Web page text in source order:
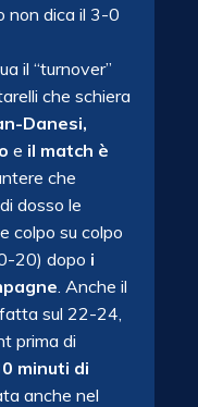
non dica il 3-0
il “turnover”
che schiera
Danesi,
e il match è
che
dosso le
colpo su colpo
20) dopo i
. Anche il
sul 22-24,
prima di
minuti di
anche nel